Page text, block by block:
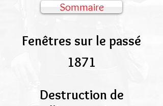
Fenêtres sur le passé
1871
Destruction de
Sommaire